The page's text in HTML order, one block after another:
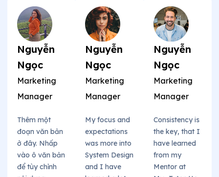
Nguyễn
Ngọc
Marketing
Manager
Thêm một
đoạn văn bản
ở đây. Nhấp
vào ô văn bản
để tùy chỉnh
Nguyễn
Ngọc
Marketing
Manager
My focus and
expectations
was more into
System Design
and I have
Nguyễn
Ngọc
Marketing
Manager
Consistency is
the key, that I
have learned
from my
Mentor at